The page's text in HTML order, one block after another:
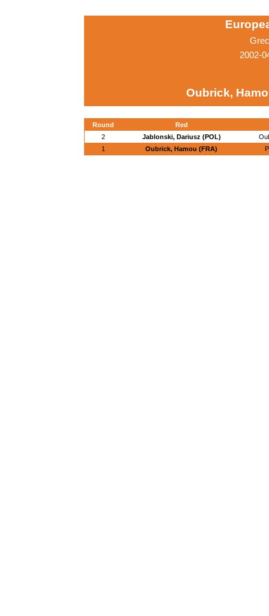
2002-
Oubrick,
Round
Red
2
Jablonski, Dariusz (POL)
1
Oubrick, Hamou (FRA)